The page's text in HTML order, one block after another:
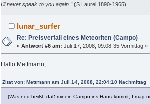
I'll never speak to you again."(S.Laurel 1890-1965)
lunar_surfer
Re: Preisverfall eines Meteoriten (Campo)
«Antwort #6 am: Juli 17, 2008, 09:08:35 Vormittag »
Hallo Mettmann,
Zitat von: Mettmann am Juli 14, 2008, 22:04:10 Nachmittag
(Was ned heißt, daß mir ein Campo ins Haus kommt, I mag